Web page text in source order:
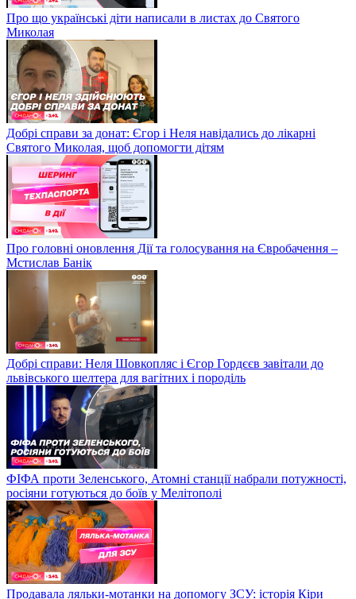
Про що українські діти написали в листах до Святого
Миколая
Добрі справи за донат: Єгор і Неля навідались до лікарні
Святого Миколая, щоб допомогти дітям
Про головні оновлення Дії та голосування на Євробачення –
Мстислав Банік
Добрі справи: Неля Шовкопляс і Єгор Гордєєв завітали до
львівського шелтера для вагітних і породіль
ФІФА проти Зеленського, Атомні станції набрали потужності,
росіяни готуються до боїв у Мелітополі
Продавала ляльки-мотанки на допомогу ЗСУ: історія Кіри